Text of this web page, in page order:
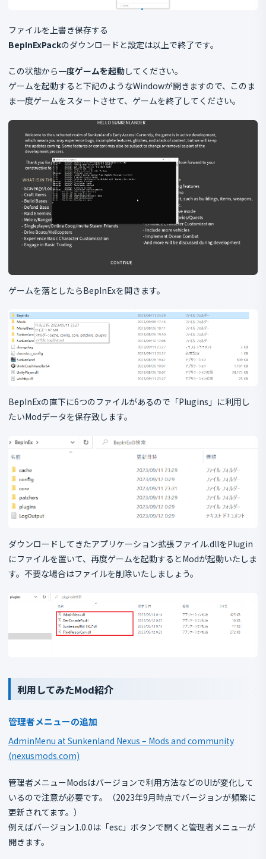
ファイルを上書き保存する
BepInExPackのダウンロードと設定は以上で終了です。
この状態から一度ゲームを起動してください。
ゲームを起動すると下記のようなWindowが開きますので、このま
ま一度ゲームをスタートさせて、ゲームを終了してください。
ゲームを落としたらBepInExを開きます。
BepInExの直下に6つのファイルがあるので「Plugins」に利用し
たいModデータを保存致します。
ダウンロードしてきたアプリケーション拡張ファイル.dllをPlugin
にファイルを置いて、再度ゲームを起動するとModが起動いたしま
す。不要な場合はファイルを削除いたしましょう。
利用してみたMod紹介
管理者メニューの追加
AdminMenu at Sunkenland Nexus – Mods and community
(nexusmods.com)
管理者メニューModsはバージョンで利用方法などのUIが変化して
いるので注意が必要です。（2023年9月時点でバージョンが頻繁に
更新されてます。）
例えばバージョン1.0.0は「esc」ボタンで開くと管理者メニューが
開きます。